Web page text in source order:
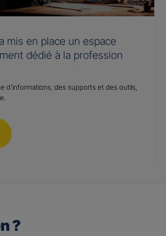
mis en place un espace
dédié à la profession
d’informations, des supports et des outils,
?